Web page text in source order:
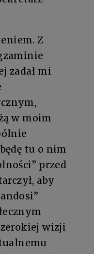
Z
zadał mi
w moim
tu o nim
przed
aby
wizji